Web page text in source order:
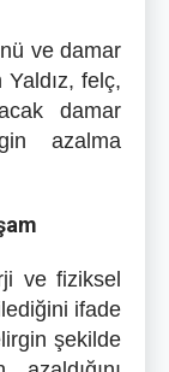
ve damar
Yaldız, felç,
damar
azalma
ve fiziksel
ifade
şekilde